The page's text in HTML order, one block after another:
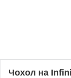
Чохол на